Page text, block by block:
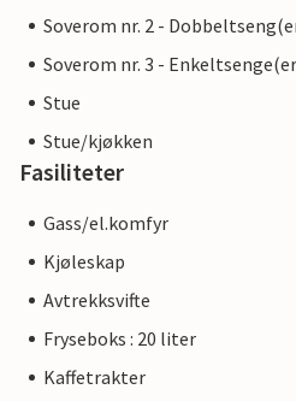
Soverom nr. 2 -
Soverom nr. 3 -
Stue
Stue/kjøkken
Fasiliteter
Gass/el.komfyr
Kjøleskap
Avtrekksvifte
Fryseboks : 20 liter
Kaffetrakter